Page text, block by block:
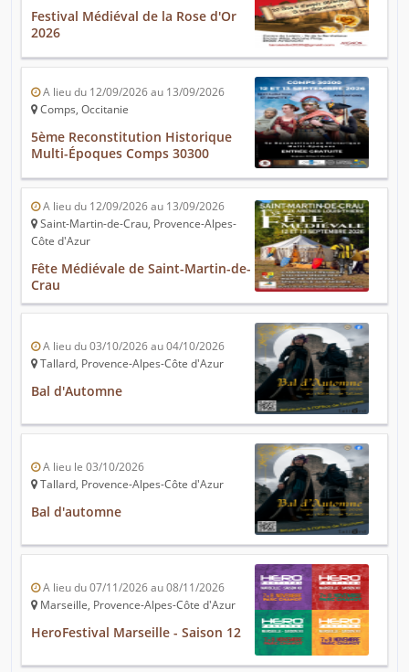
Festival Médiéval de la Rose d'Or
2026
A lieu du 12/09/2026 au 13/09/2026
Comps, Occitanie
5ème Reconstitution Historique
Multi-Époques Comps 30300
A lieu du 12/09/2026 au 13/09/2026
Saint-Martin-de-Crau, Provence-Alpes-
Côte d'Azur
Fête Médiévale de Saint-Martin-de-
Crau
A lieu du 03/10/2026 au 04/10/2026
Tallard, Provence-Alpes-Côte d'Azur
Bal d'Automne
A lieu le 03/10/2026
Tallard, Provence-Alpes-Côte d'Azur
Bal d'automne
A lieu du 07/11/2026 au 08/11/2026
Marseille, Provence-Alpes-Côte d'Azur
HeroFestival Marseille - Saison 12